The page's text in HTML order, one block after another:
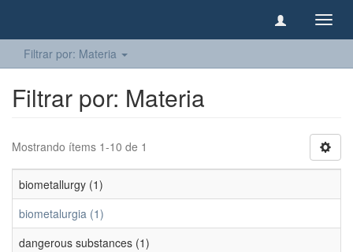
Filtrar por: Materia
Filtrar por: Materia
Mostrando ítems 1-10 de 1
biometallurgy (1)
biometalurgia (1)
dangerous substances (1)